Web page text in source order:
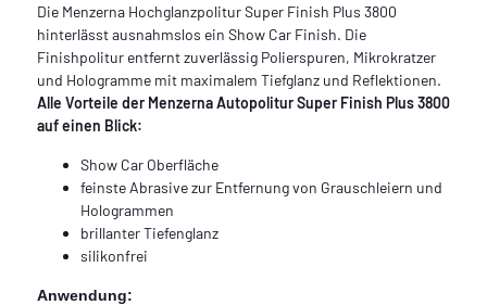
Die Menzerna Hochglanzpolitur Super Finish Plus 3800
hinterlässt ausnahmslos ein Show Car Finish. Die
Finishpolitur entfernt zuverlässig Polierspuren, Mikrokratzer
und Hologramme mit maximalem Tiefglanz und Reflektionen.
Alle Vorteile der Menzerna Autopolitur Super Finish Plus 3800
auf einen Blick:
Show Car Oberfläche
feinste Abrasive zur Entfernung von Grauschleiern und
Hologrammen
brillanter Tiefenglanz
silikonfrei
Anwendung: